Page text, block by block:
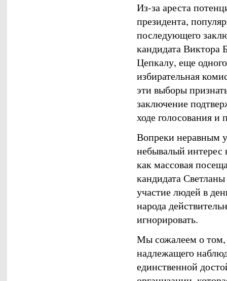
Из-за ареста
президента,
последующего
кандидата Виктора
Цепкалу, еще
избирательная
эти выборы
заключение
ходе голосования и
Вопреки неравным
небывалый интерес
как массовая
кандидата
участие людей в
народа
игнорировать.
Мы сожалеем о том,
надлежащего
единственной